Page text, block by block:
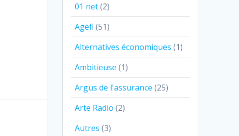
01 net(2)
Agefi (51)
Alternatives économiques (1)
Ambitieuse (1)
Argus de l'assurance (25)
Arte Radio (2)
Autres (3)